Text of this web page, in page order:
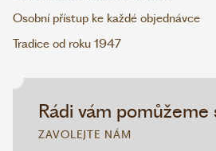
Rádi vám pomůžeme
ZAVOLEJTE NÁM
Osobní přístup ke každé objednávce
Tradice od roku 1947